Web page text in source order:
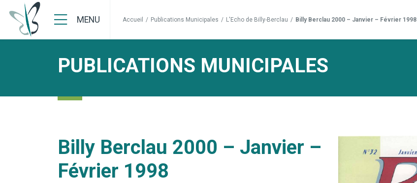
MENU Accueil / Publications Municipales / L'Echo de Billy-Berclau / Billy Berclau 2000 – Janvier – Février 1998
PUBLICATIONS MUNICIPALES
Billy Berclau 2000 – Janvier –
Février 1998